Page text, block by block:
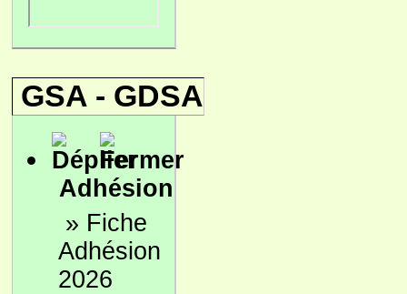
GSA - GDSA
Adhésion
» Fiche
Adhésion
2026